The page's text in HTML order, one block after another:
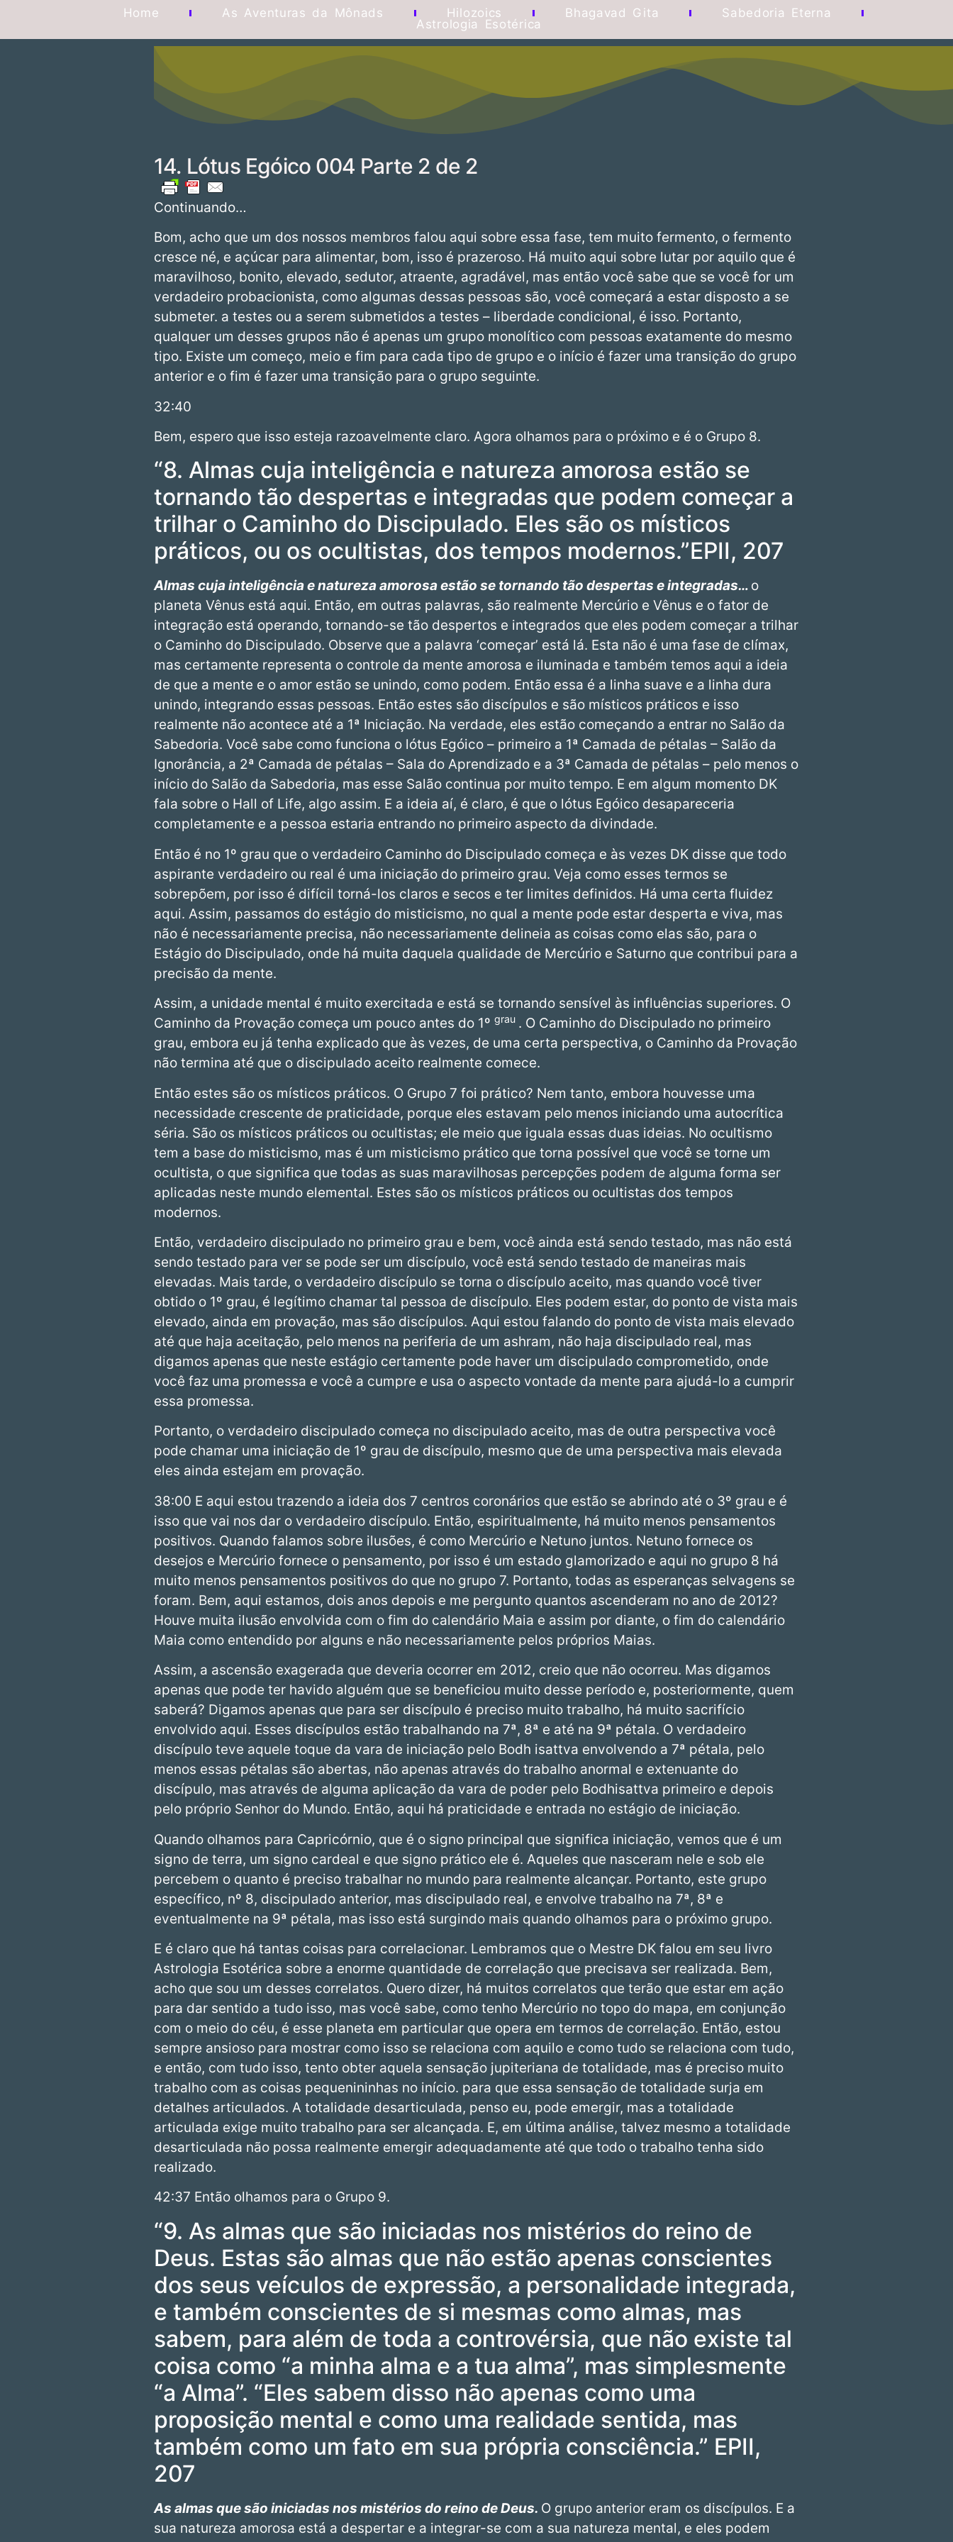
Home As Aventuras da Mônads Hilozoics Bhagavad Gita
Sabedoria Eterna
Astrologia Esotérica
14. Lótus Egóico 004 Parte 2 de 2
Continuando…
Bom, acho que um dos nossos membros falou aqui sobre essa fase, tem muito fermento, o fermento
cresce né, e açúcar para alimentar, bom, isso é prazeroso. Há muito aqui sobre lutar por aquilo que é
maravilhoso, bonito, elevado, sedutor, atraente, agradável, mas então você sabe que se você for um
verdadeiro probacionista, como algumas dessas pessoas são, você começará a estar disposto a se
submeter. a testes ou a serem submetidos a testes – liberdade condicional, é isso. Portanto,
qualquer um desses grupos não é apenas um grupo monolítico com pessoas exatamente do mesmo
tipo. Existe um começo, meio e fim para cada tipo de grupo e o início é fazer uma transição do grupo
anterior e o fim é fazer uma transição para o grupo seguinte.
32:40
Bem, espero que isso esteja razoavelmente claro. Agora olhamos para o próximo e é o Grupo 8.
“8. Almas cuja inteligência e natureza amorosa estão se
tornando tão despertas e integradas que podem começar a
trilhar o Caminho do Discipulado. Eles são os místicos
práticos, ou os ocultistas, dos tempos modernos.”EPII, 207
Almas cuja inteligência e natureza amorosa estão se tornando tão despertas e integradas… o
planeta Vênus está aqui. Então, em outras palavras, são realmente Mercúrio e Vênus e o fator de
integração está operando, tornando-se tão despertos e integrados que eles podem começar a trilhar
o Caminho do Discipulado. Observe que a palavra ‘começar’ está lá. Esta não é uma fase de clímax,
mas certamente representa o controle da mente amorosa e iluminada e também temos aqui a ideia
de que a mente e o amor estão se unindo, como podem. Então essa é a linha suave e a linha dura
unindo, integrando essas pessoas. Então estes são discípulos e são místicos práticos e isso
realmente não acontece até a 1ª Iniciação. Na verdade, eles estão começando a entrar no Salão da
Sabedoria. Você sabe como funciona o lótus Egóico – primeiro a 1ª Camada de pétalas – Salão da
Ignorância, a 2ª Camada de pétalas – Sala do Aprendizado e a 3ª Camada de pétalas – pelo menos o
início do Salão da Sabedoria, mas esse Salão continua por muito tempo. E em algum momento DK
fala sobre o Hall of Life, algo assim. E a ideia aí, é claro, é que o lótus Egóico desapareceria
completamente e a pessoa estaria entrando no primeiro aspecto da divindade.
Então é no 1º grau que o verdadeiro Caminho do Discipulado começa e às vezes DK disse que todo
aspirante verdadeiro ou real é uma iniciação do primeiro grau. Veja como esses termos se
sobrepõem, por isso é difícil torná-los claros e secos e ter limites definidos. Há uma certa fluidez
aqui. Assim, passamos do estágio do misticismo, no qual a mente pode estar desperta e viva, mas
não é necessariamente precisa, não necessariamente delineia as coisas como elas são, para o
Estágio do Discipulado, onde há muita daquela qualidade de Mercúrio e Saturno que contribui para a
precisão da mente.
Assim, a unidade mental é muito exercitada e está se tornando sensível às influências superiores. O
Caminho da Provação começa um pouco antes do 1º grau . O Caminho do Discipulado no primeiro
grau, embora eu já tenha explicado que às vezes, de uma certa perspectiva, o Caminho da Provação
não termina até que o discipulado aceito realmente comece.
Então estes são os místicos práticos. O Grupo 7 foi prático? Nem tanto, embora houvesse uma
necessidade crescente de praticidade, porque eles estavam pelo menos iniciando uma autocrítica
séria. São os místicos práticos ou ocultistas; ele meio que iguala essas duas ideias. No ocultismo
tem a base do misticismo, mas é um misticismo prático que torna possível que você se torne um
ocultista, o que significa que todas as suas maravilhosas percepções podem de alguma forma ser
aplicadas neste mundo elemental. Estes são os místicos práticos ou ocultistas dos tempos
modernos.
Então, verdadeiro discipulado no primeiro grau e bem, você ainda está sendo testado, mas não está
sendo testado para ver se pode ser um discípulo, você está sendo testado de maneiras mais
elevadas. Mais tarde, o verdadeiro discípulo se torna o discípulo aceito, mas quando você tiver
obtido o 1º grau, é legítimo chamar tal pessoa de discípulo. Eles podem estar, do ponto de vista mais
elevado, ainda em provação, mas são discípulos. Aqui estou falando do ponto de vista mais elevado
até que haja aceitação, pelo menos na periferia de um ashram, não haja discipulado real, mas
digamos apenas que neste estágio certamente pode haver um discipulado comprometido, onde
você faz uma promessa e você a cumpre e usa o aspecto vontade da mente para ajudá-lo a cumprir
essa promessa.
Portanto, o verdadeiro discipulado começa no discipulado aceito, mas de outra perspectiva você
pode chamar uma iniciação de 1º grau de discípulo, mesmo que de uma perspectiva mais elevada
eles ainda estejam em provação.
38:00 E aqui estou trazendo a ideia dos 7 centros coronários que estão se abrindo até o 3º grau e é
isso que vai nos dar o verdadeiro discípulo. Então, espiritualmente, há muito menos pensamentos
positivos. Quando falamos sobre ilusões, é como Mercúrio e Netuno juntos. Netuno fornece os
desejos e Mercúrio fornece o pensamento, por isso é um estado glamorizado e aqui no grupo 8 há
muito menos pensamentos positivos do que no grupo 7. Portanto, todas as esperanças selvagens se
foram. Bem, aqui estamos, dois anos depois e me pergunto quantos ascenderam no ano de 2012?
Houve muita ilusão envolvida com o fim do calendário Maia e assim por diante, o fim do calendário
Maia como entendido por alguns e não necessariamente pelos próprios Maias.
Assim, a ascensão exagerada que deveria ocorrer em 2012, creio que não ocorreu. Mas digamos
apenas que pode ter havido alguém que se beneficiou muito desse período e, posteriormente, quem
saberá? Digamos apenas que para ser discípulo é preciso muito trabalho, há muito sacrifício
envolvido aqui. Esses discípulos estão trabalhando na 7ª, 8ª e até na 9ª pétala. O verdadeiro
discípulo teve aquele toque da vara de iniciação pelo Bodh isattva envolvendo a 7ª pétala, pelo
menos essas pétalas são abertas, não apenas através do trabalho anormal e extenuante do
discípulo, mas através de alguma aplicação da vara de poder pelo Bodhisattva primeiro e depois
pelo próprio Senhor do Mundo. Então, aqui há praticidade e entrada no estágio de iniciação.
Quando olhamos para Capricórnio, que é o signo principal que significa iniciação, vemos que é um
signo de terra, um signo cardeal e que signo prático ele é. Aqueles que nasceram nele e sob ele
percebem o quanto é preciso trabalhar no mundo para realmente alcançar. Portanto, este grupo
específico, nº 8, discipulado anterior, mas discipulado real, e envolve trabalho na 7ª, 8ª e
eventualmente na 9ª pétala, mas isso está surgindo mais quando olhamos para o próximo grupo.
E é claro que há tantas coisas para correlacionar. Lembramos que o Mestre DK falou em seu livro
Astrologia Esotérica sobre a enorme quantidade de correlação que precisava ser realizada. Bem,
acho que sou um desses correlatos. Quero dizer, há muitos correlatos que terão que estar em ação
para dar sentido a tudo isso, mas você sabe, como tenho Mercúrio no topo do mapa, em conjunção
com o meio do céu, é esse planeta em particular que opera em termos de correlação. Então, estou
sempre ansioso para mostrar como isso se relaciona com aquilo e como tudo se relaciona com tudo,
e então, com tudo isso, tento obter aquela sensação jupiteriana de totalidade, mas é preciso muito
trabalho com as coisas pequenininhas no início. para que essa sensação de totalidade surja em
detalhes articulados. A totalidade desarticulada, penso eu, pode emergir, mas a totalidade
articulada exige muito trabalho para ser alcançada. E, em última análise, talvez mesmo a totalidade
desarticulada não possa realmente emergir adequadamente até que todo o trabalho tenha sido
realizado.
42:37 Então olhamos para o Grupo 9.
“9. As almas que são iniciadas nos mistérios do reino de
Deus. Estas são almas que não estão apenas conscientes
dos seus veículos de expressão, a personalidade integrada,
e também conscientes de si mesmas como almas, mas
sabem, para além de toda a controvérsia, que não existe tal
coisa como “a minha alma e a tua alma”, mas simplesmente
“a Alma”. “Eles sabem disso não apenas como uma
proposição mental e como uma realidade sentida, mas
também como um fato em sua própria consciência.” EPII,
207
As almas que são iniciadas nos mistérios do reino de Deus. O grupo anterior eram os discípulos. E a
sua natureza amorosa está a despertar e a integrar-se com a sua natureza mental, e eles podem